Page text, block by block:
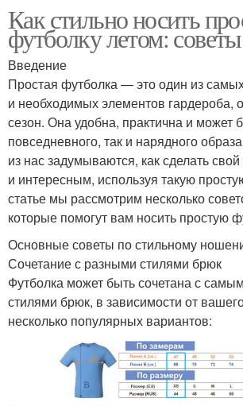
Как стильно носить
футболку летом:
Введение
Простая футболка — это один из
и необходимых элементов гардероба,
сезон. Она удобна, практична и может
повседневного, так и нарядного
из нас задумываются, как сделать
и интересным, используя такую
статье мы рассмотрим несколько
которые помогут вам носить простую
Основные советы по стильному
Сочетание с разными стилями брюк
Футболка может быть сочетана с
стилями брюк, в зависимости от
несколько популярных вариантов: